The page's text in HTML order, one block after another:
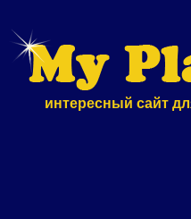
интересный сайт